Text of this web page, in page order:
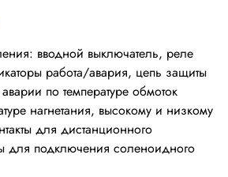
вводной выключатель, реле
работа/авария, цепь защиты
по температуре обмоток
нагнетания, высокому и низкому
для дистанционного
для подключения соленоидного